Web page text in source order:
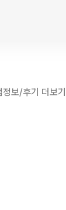
정보/후기 더보기